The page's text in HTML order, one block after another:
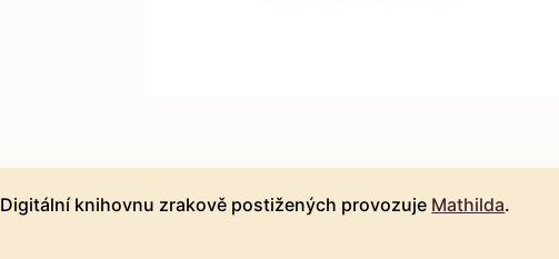
Digitální knihovnu zrakově postižených provozuje Mathilda.